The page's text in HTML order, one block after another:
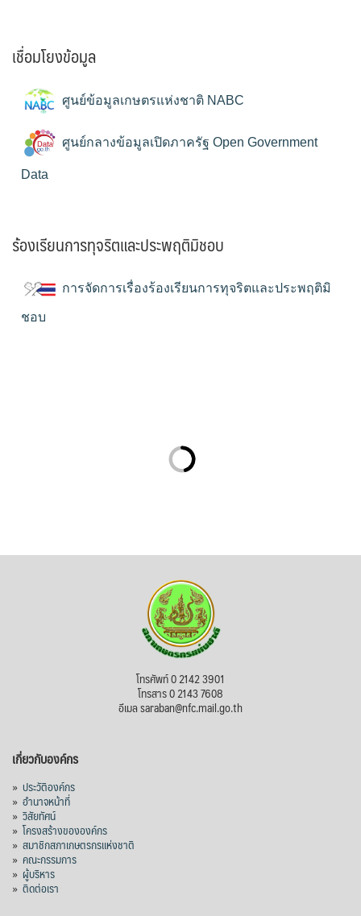
เชื่อมโยงข้อมูล
ศูนย์ข้อมูลเกษตรแห่งชาติ NABC
ศูนย์กลางข้อมูลเปิดภาครัฐ Open Government
Data
ร้องเรียนการทุจริตและประพฤติมิชอบ
การจัดการเรื่องร้องเรียนการทุจริตและประพฤติมิ
ชอบ
โทรศัพท์ 0 2142 3901
โทรสาร 0 2143 7608
อีเมล saraban@nfc.mail.go.th
เกี่ยวกับองค์กร
» ประวัติองค์กร
» อำนาจหน้าที่
» วิสัยทัศน์
» โครงสร้างขององค์กร
» สมาชิกสภาเกษตรกรแห่งชาติ
» คณะกรรมการ
» ผู้บริหาร
» ติดต่อเรา